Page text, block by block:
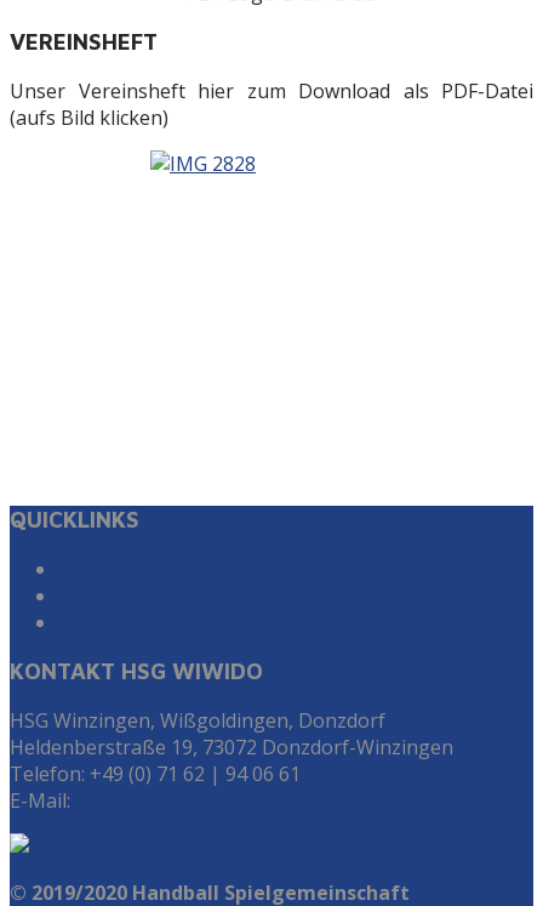
VEREINSHEFT
Unser Vereinsheft hier zum Download als PDF-Datei
(aufs Bild klicken)
QUICKLINKS
KONTAKT HSG WIWIDO
HSG Winzingen, Wißgoldingen, Donzdorf
Heldenberstraße 19, 73072 Donzdorf-Winzingen
Telefon: +49 (0) 71 62 | 94 06 61
E-Mail:
© 2019/2020 Handball Spielgemeinschaft